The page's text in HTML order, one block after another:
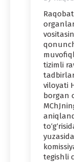
tizimli
viloyati
borgan
tegishli